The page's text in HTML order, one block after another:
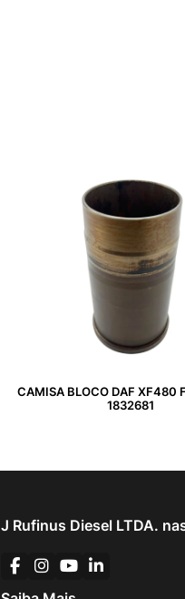
CAMISA BLOCO DAF XF480
1832681
J Rufinus Diesel LTDA.